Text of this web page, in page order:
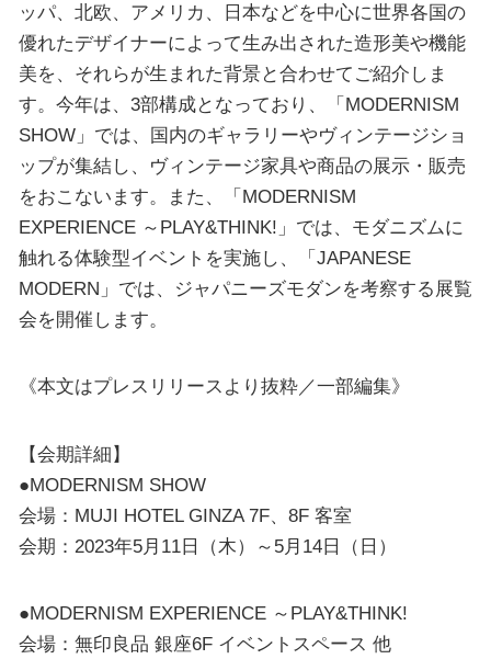
ッパ、北欧、アメリカ、日本などを中心に世界各国の
優れたデザイナーによって生み出された造形美や機能
美を、それらが生まれた背景と合わせてご紹介しま
す。今年は、3部構成となっており、「MODERNISM
SHOW」では、国内のギャラリーやヴィンテージショ
ップが集結し、ヴィンテージ家具や商品の展示・販売
をおこないます。また、「MODERNISM
EXPERIENCE ～PLAY&THINK!」では、モダニズムに
触れる体験型イベントを実施し、「JAPANESE
MODERN」では、ジャパニーズモダンを考察する展覧
会を開催します。
《本文はプレスリリースより抜粋／一部編集》
【会期詳細】
●MODERNISM SHOW
会場：MUJI HOTEL GINZA 7F、8F 客室
会期：2023年5月11日（木）～5月14日（日）
●MODERNISM EXPERIENCE ～PLAY&THINK!
会場：無印良品 銀座6F イベントスペース 他